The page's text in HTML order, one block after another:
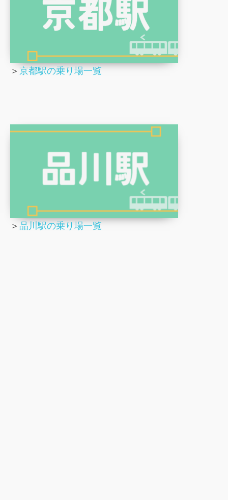
＞ 京都駅の乗り場一覧
＞ 品川駅の乗り場一覧